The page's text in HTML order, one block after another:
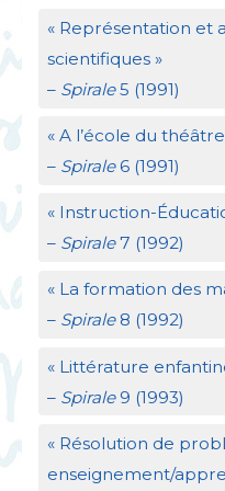
« Représentation et
scientifiques »
– Spirale5 (1991)
« A l’école du théâtre
– Spirale6 (1991)
« Instruction-
– Spirale7 (1992)
« La formation des
– Spirale8 (1992)
« Littérature
– Spirale9 (1993)
« Résolution de
enseignement/